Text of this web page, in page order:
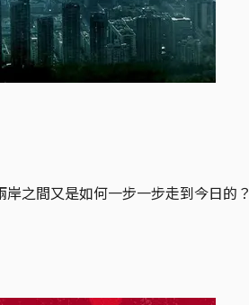
之間又是如何一步一步走到今日的？